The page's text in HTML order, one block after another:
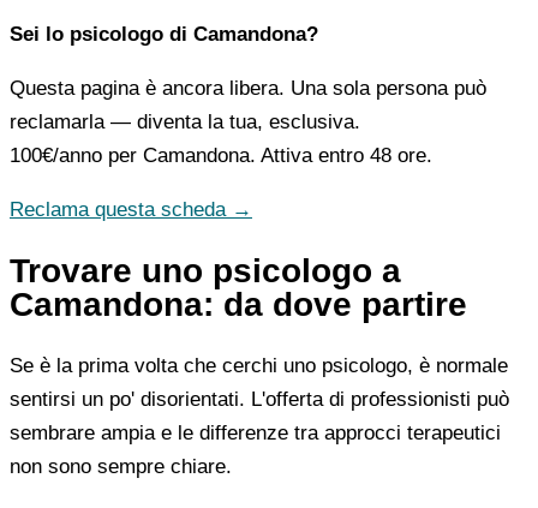
Sei lo psicologo di Camandona?
Questa pagina è ancora libera. Una sola persona può
reclamarla — diventa la tua, esclusiva.
100€/anno per Camandona. Attiva entro 48 ore.
Reclama questa scheda →
Trovare uno psicologo a
Camandona: da dove partire
Se è la prima volta che cerchi uno psicologo, è normale
sentirsi un po' disorientati. L'offerta di professionisti può
sembrare ampia e le differenze tra approcci terapeutici
non sono sempre chiare.